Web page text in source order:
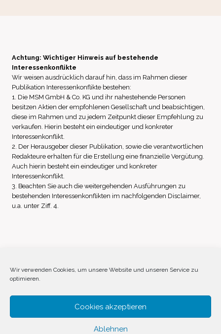
Wir verwenden Cookies, um unsere Website und unseren Service zu
optimieren.
Cookies akzeptieren
Ablehnen
Achtung: Wichtiger Hinweis auf bestehende
Interessenkonflikte
Wir weisen ausdrücklich darauf hin, dass im Rahmen dieser
Publikation Interessenkonflikte bestehen:
1. Die MSM GmbH & Co. KG und ihr nahestehende Personen
besitzen Aktien der empfohlenen Gesellschaft und beabsichtigen,
diese im Rahmen und zu jedem Zeitpunkt dieser Empfehlung zu
verkaufen. Hierin besteht ein eindeutiger und konkreter
Interessenkonflikt.
2. Der Herausgeber dieser Publikation, sowie die verantwortlichen
Redakteure erhalten für die Erstellung eine finanzielle Vergütung.
Auch hierin besteht ein eindeutiger und konkreter
Interessenkonflikt.
3. Beachten Sie auch die weitergehenden Ausführungen zu
bestehenden Interessenkonflikten im nachfolgenden Disclaimer,
u.a. unter Ziff. 4.
Impressum Datenschutz
Disclaimer